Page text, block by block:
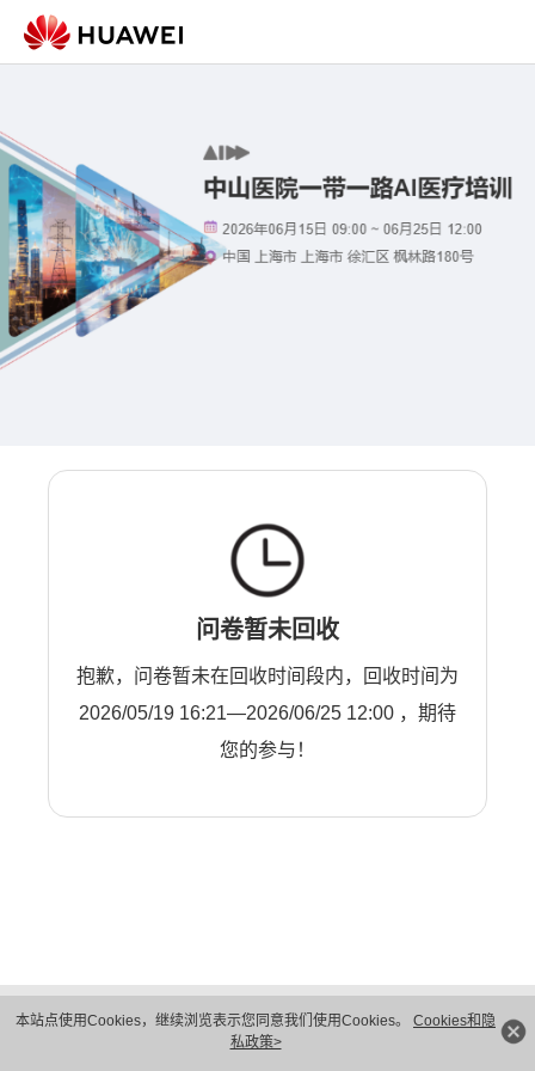
本站点使用Cookies，继续浏览表示您同意我们使用Cookies。 Cookies和隐
私政策>
问卷暂未回收
抱歉，问卷暂未在回收时间段内，回收时间为
2026/05/19 16:21—2026/06/25 12:00 ，期待
您的参与！
隐私保护
法律声明